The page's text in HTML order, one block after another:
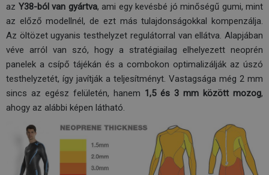
az Y38-ból van gyártva, ami egy kevésbé jó minőségű gumi, mint
az előző modellnél, de ezt más tulajdonságokkal kompenzálja.
Az öltözet ugyanis testhelyzet regulátorral van ellátva. Alapjában
véve arról van szó, hogy a stratégiailag elhelyezett neoprén
panelek a csípő tájékán és a combokon optimalizálják az úszó
testhelyzetét, így javítják a teljesítményt. Vastagsága még 2 mm
sincs az egész felületén, hanem 1,5 és 3 mm között mozog,
ahogy az alábbi képen látható.